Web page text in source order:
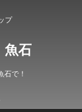
プ
石
で！